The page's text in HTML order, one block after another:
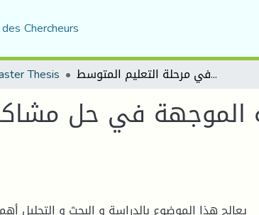
Chercheurs
Thesis دور المطالعة الموجهة في حل مشاكل القراءة والتعبير في مرحلة التعليم المتوسط
الموجهة في حل مشاكل
يعالج هذا الموضوع بالدراسة و البحث و التحليل